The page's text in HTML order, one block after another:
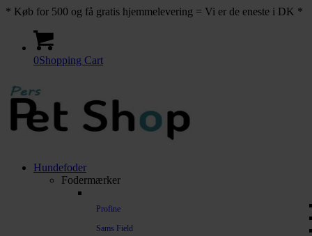
* Køb for 500 og få gratis hjemmelevering = Vi er de eneste i DK *
0Shopping Cart
Hundefoder
Fodermærker
Profine
Sams Field